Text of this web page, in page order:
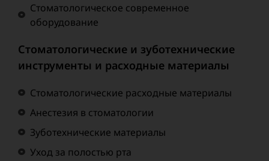
Стоматологическое современное
оборудование
Стоматологические и зуботехнические
инструменты и расходные материалы
Стоматологические расходные материалы
Анестезия в стоматологии
Зуботехнические материалы
Уход за полостью рта